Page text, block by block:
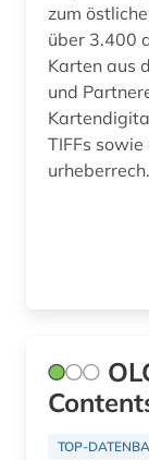
zum
über 3.400
Karten aus
und
TIFFs
TOP-